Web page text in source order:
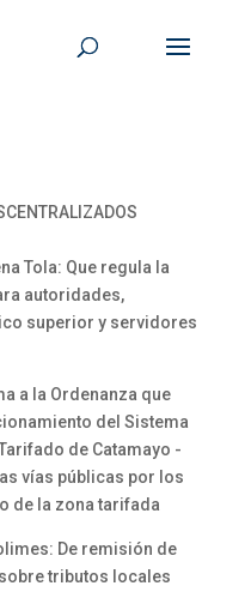
Tola: Que regula la
autoridades,
superior y servidores
a la Ordenanza que
del Sistema
de Catamayo -
vías públicas por los
de la zona tarifada
De remisión de
tributos locales